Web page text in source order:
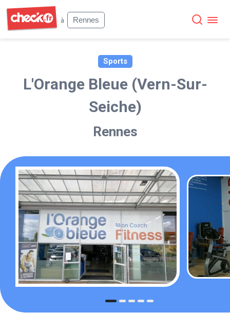
à
Rennes
Sports
L'Orange Bleue (Vern-Sur-
Seiche)
Rennes